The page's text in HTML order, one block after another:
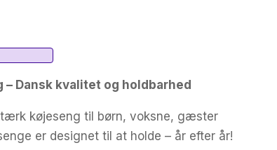
kr..
Dansk kvalitet og holdbarhed
køjeseng til børn, voksne, gæster
er designet til at holde – år efter år!